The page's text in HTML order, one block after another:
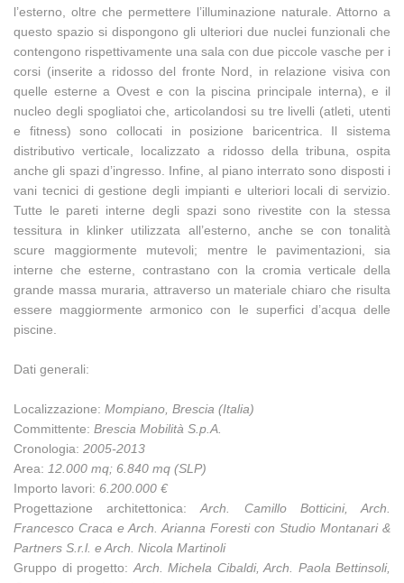
l’esterno, oltre che permettere l’illuminazione naturale. Attorno a
questo spazio si dispongono gli ulteriori due nuclei funzionali che
contengono rispettivamente una sala con due piccole vasche per i
corsi (inserite a ridosso del fronte Nord, in relazione visiva con
quelle esterne a Ovest e con la piscina principale interna), e il
nucleo degli spogliatoi che, articolandosi su tre livelli (atleti, utenti
e fitness) sono collocati in posizione baricentrica. Il sistema
distributivo verticale, localizzato a ridosso della tribuna, ospita
anche gli spazi d’ingresso. Infine, al piano interrato sono disposti i
vani tecnici di gestione degli impianti e ulteriori locali di servizio.
Tutte le pareti interne degli spazi sono rivestite con la stessa
tessitura in klinker utilizzata all’esterno, anche se con tonalità
scure maggiormente mutevoli; mentre le pavimentazioni, sia
interne che esterne, contrastano con la cromia verticale della
grande massa muraria, attraverso un materiale chiaro che risulta
essere maggiormente armonico con le superfici d’acqua delle
piscine.
Dati generali:
Localizzazione: Mompiano, Brescia (Italia)
Committente: Brescia Mobilità S.p.A.
Cronologia: 2005-2013
Area: 12.000 mq; 6.840 mq (SLP)
Importo lavori: 6.200.000 €
Progettazione architettonica:Arch. Camillo Botticini, Arch.
Francesco Craca e Arch. Arianna Foresti con Studio Montanari &
Partners S.r.l. e Arch. Nicola Martinoli
Gruppo di progetto:Arch. Michela Cibaldi, Arch. Paola Bettinsoli,